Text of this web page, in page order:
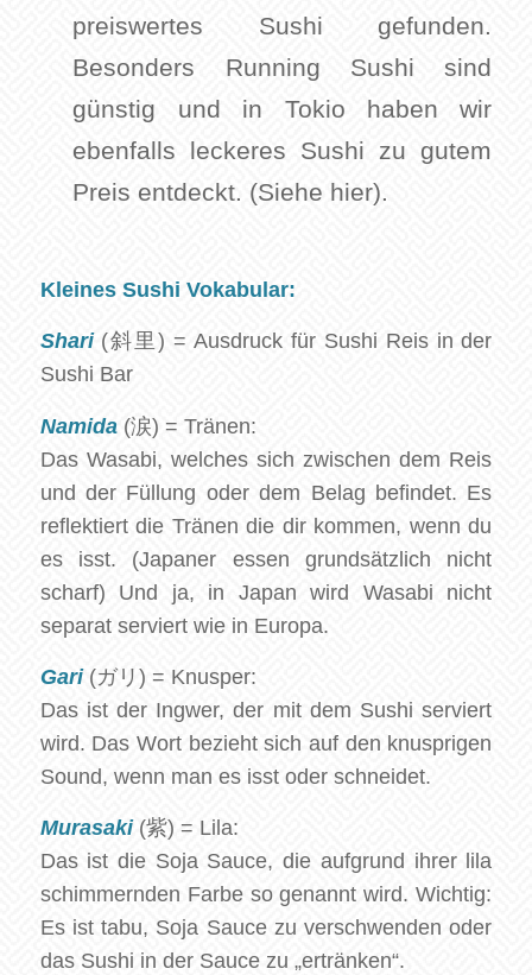
preiswertes Sushi gefunden.
Besonders Running Sushi sind
günstig und in Tokio haben wir
ebenfalls leckeres Sushi zu gutem
Preis entdeckt. (Siehe hier).
Kleines Sushi Vokabular:
Shari (斜里) = Ausdruck für Sushi Reis in der
Sushi Bar
Namida (涙) = Tränen:
Das Wasabi, welches sich zwischen dem Reis
und der Füllung oder dem Belag befindet. Es
reflektiert die Tränen die dir kommen, wenn du
es isst. (Japaner essen grundsätzlich nicht
scharf) Und ja, in Japan wird Wasabi nicht
separat serviert wie in Europa.
Gari (ガリ) = Knusper:
Das ist der Ingwer, der mit dem Sushi serviert
wird. Das Wort bezieht sich auf den knusprigen
Sound, wenn man es isst oder schneidet.
Murasaki (紫) = Lila:
Das ist die Soja Sauce, die aufgrund ihrer lila
schimmernden Farbe so genannt wird. Wichtig:
Es ist tabu, Soja Sauce zu verschwenden oder
das Sushi in der Sauce zu „ertränken“.